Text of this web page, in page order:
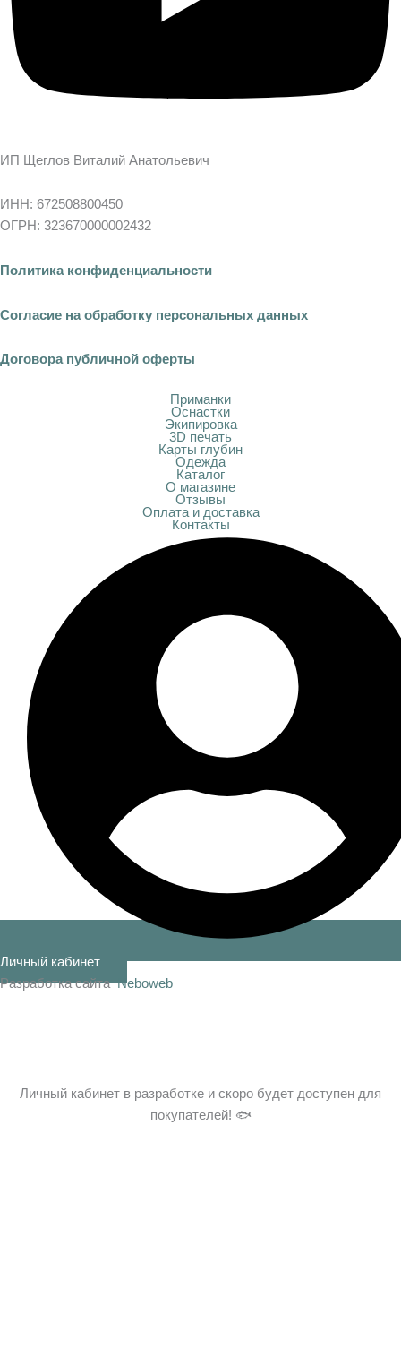
ИП Щеглов Виталий Анатольевич
ИНН: 672508800450
ОГРН: 323670000002432
Политика конфиденциальности
Согласие на обработку персональных данных
Договора публичной оферты
Приманки
Оснастки
Экипировка
3D печать
Карты глубин
Одежда
Каталог
О магазине
Отзывы
Оплата и доставка
Контакты
Личный кабинет
Разработка сайтаNeboweb
Личный кабинет в разработке и скоро будет доступен для
покупателей! 🐟